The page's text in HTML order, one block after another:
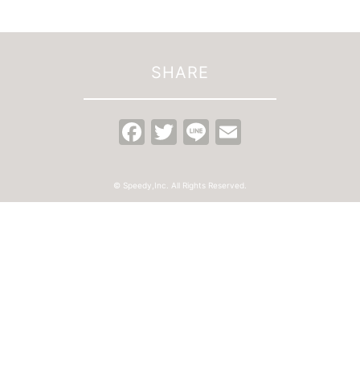
SHARE
Facebook
Twitter
Line
© Speedy,Inc. All Rights Reserved.